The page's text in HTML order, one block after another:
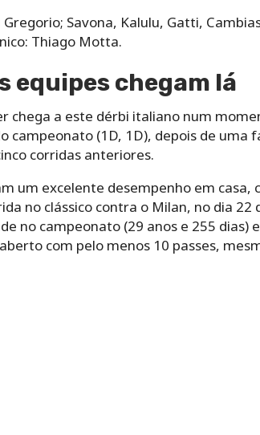
Savona, Kalulu, Gatti,
Thiago Motta.
equipes chegam lá
chega a este dérbi italiano num
campeonato (1D, 1D), depois de uma
corridas anteriores.
um excelente desempenho em
no clássico contra o Milan, no dia
no campeonato (29 anos e 255
com pelo menos 10 passes,